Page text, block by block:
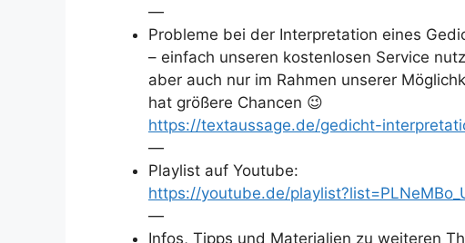
—
Probleme bei der Interpretation eines
– einfach unseren kostenlosen Service
aber auch nur im Rahmen unserer
hat größere Chancen 😉
https://textaussage.de/gedicht-
—
Playlist auf Youtube:
https://youtube.de/
—
Infos, Tipps und Materialien zu weiteren